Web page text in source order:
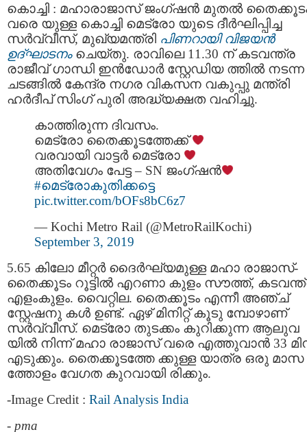
കൊച്ചി : മഹാരാജാസ് ജംഗ്ഷന്‍ മുതല്‍
വരെ യുള്ള കൊച്ചി മെട്രോ യുടെ ദീര്‍ഘിപ്പിച്ച
സര്‍വ്വീസ്, മുഖ്യമന്ത്രി പിണറായി വിജയന്‍
ഉദ്ഘാടനംചെയ്തു. രാവിലെ 11.30 ന് കടവന്ത്ര
രാജീവ് ഗാന്ധി ഇൻഡോർ സ്റ്റേഡിയ ത്തിൽ നടന്ന
ചടങ്ങിൽ കേന്ദ്ര നഗര വികസന വകുപ്പു മന്ത്രി
ഹർദീപ് സിംഗ് പുരി അദ്ധ്യക്ഷത വഹിച്ചു.
കാത്തിരുന്ന ദിവസം.
മെട്രോ തൈക്കൂടത്തേക്ക്
വരവായി വാട്ടർ മെട്രോ
അതിവേഗം പേട്ട – SN ജംഗ്ഷൻ
#മെട്രോകുതിക്കട്ടെ
pic.twitter.com/bOFs8bC6z7
— Kochi Metro Rail (@MetroRailKochi)
September 3, 2019
5.65 കിലോ മീറ്റര്‍ ദൈര്‍ഘ്യമുള്ള മഹാ രാജാസ്-
തൈക്കൂടം റൂട്ടില്‍ എറണാ കുളം സൗത്ത്,
എളംകുളം. വൈറ്റില. തൈക്കൂടം എന്നീ അഞ്ച്
സ്റ്റേഷനു കള്‍ ഉണ്ട്. ഏഴ് മിനിറ്റ് കൂടു മ്പോഴാണ്
സര്‍വ്വീസ്. മെട്രോ തുടക്കം കുറിക്കുന്ന ആലുവ
യില്‍ നിന്ന് മഹാ രാജാസ് വരെ എത്തുവാന്‍ 33
എടുക്കും. തൈക്കൂടത്തേ ക്കുള്ള യാത്ര ഒരു മാസ
ത്തോളം വേഗത കുറവായി രിക്കും.
-Image Credit : Rail Analysis India
- pma